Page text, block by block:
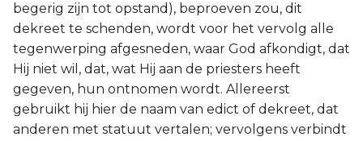
begerig zijn tot opstand), beproeven zou, dit
dekreet te schenden, wordt voor het vervolg alle
tegenwerping afgesneden, waar God afkondigt, dat
Hij niet wil, dat, wat Hij aan de priesters heeft
gegeven, hun ontnomen wordt. Allereerst
gebruikt hij hier de naam van edict of dekreet, dat
anderen met statuut vertalen; vervolgens verbindt